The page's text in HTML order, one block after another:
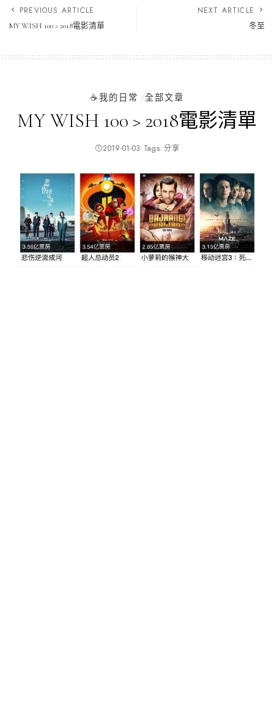
PREVIOUS ARTICLE
MY WISH 100 > 2018電影清單
NEXT ARTICLE
冬至
☕️我的日常 全部文章
MY WISH 100 > 2018電影清單
2019-01-03 Tags: 分享